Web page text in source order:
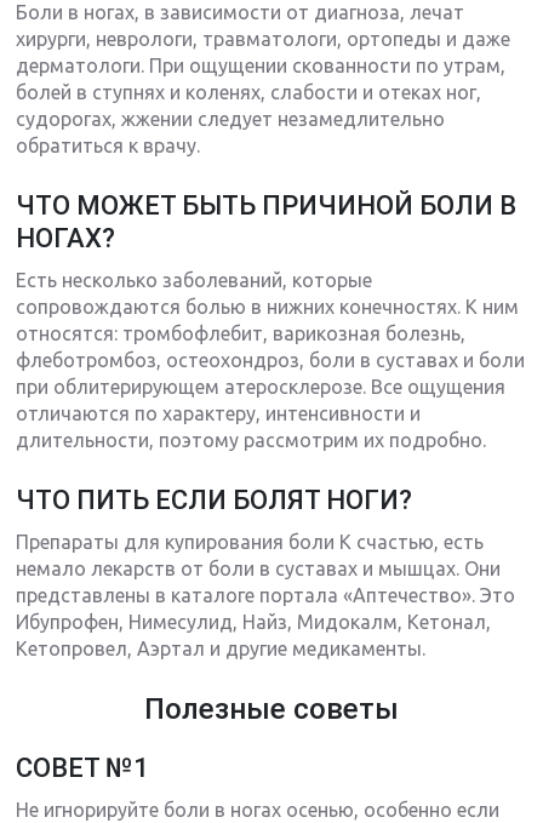
Боли в ногах, в зависимости от диагноза, лечат
хирурги, неврологи, травматологи, ортопеды и даже
дерматологи. При ощущении скованности по утрам,
болей в ступнях и коленях, слабости и отеках ног,
судорогах, жжении следует незамедлительно
обратиться к врачу.
ЧТО МОЖЕТ БЫТЬ ПРИЧИНОЙ БОЛИ В
НОГАХ?
Есть несколько заболеваний, которые
сопровождаются болью в нижних конечностях. К ним
относятся: тромбофлебит, варикозная болезнь,
флеботромбоз, остеохондроз, боли в суставах и боли
при облитерирующем атеросклерозе. Все ощущения
отличаются по характеру, интенсивности и
длительности, поэтому рассмотрим их подробно.
ЧТО ПИТЬ ЕСЛИ БОЛЯТ НОГИ?
Препараты для купирования боли К счастью, есть
немало лекарств от боли в суставах и мышцах. Они
представлены в каталоге портала «Аптечество». Это
Ибупрофен, Нимесулид, Найз, Мидокалм, Кетонал,
Кетопровел, Аэртал и другие медикаменты.
Полезные советы
СОВЕТ №1
Не игнорируйте боли в ногах осенью, особенно если